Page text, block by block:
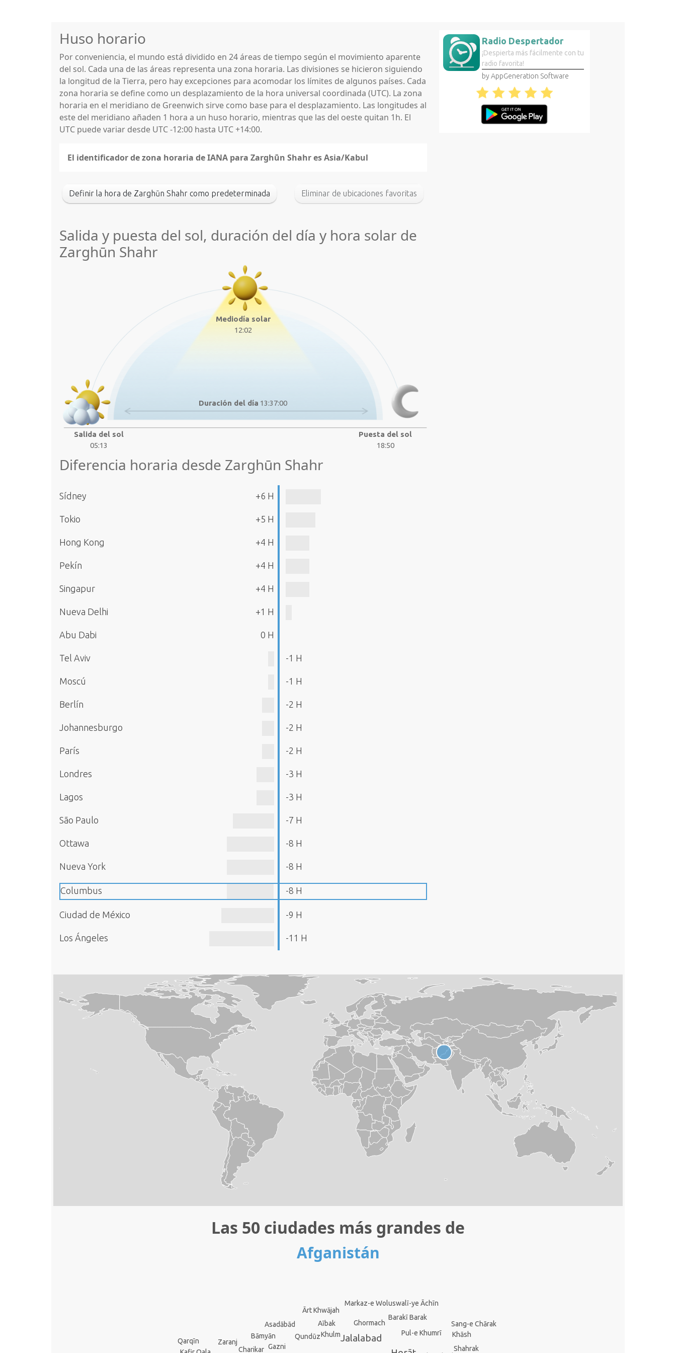
Huso horario
Por conveniencia, el mundo está dividido en 24 áreas de tiempo según el movimiento aparente
del sol. Cada una de las áreas representa una zona horaria. Las divisiones se hicieron siguiendo
la longitud de la Tierra, pero hay excepciones para acomodar los límites de algunos países. Cada
zona horaria se define como un desplazamiento de la hora universal coordinada (UTC). La zona
horaria en el meridiano de Greenwich sirve como base para el desplazamiento. Las longitudes al
este del meridiano añaden 1 hora a un huso horario, mientras que las del oeste quitan 1h. El
UTC puede variar desde UTC -12:00 hasta UTC +14:00.
El identificador de zona horaria de IANA para Zarghūn Shahr es Asia/Kabul
Definir la hora de Zarghūn Shahr como predeterminada Eliminar de ubicaciones favoritas
Salida y puesta del sol, duración del día y hora solar de
Zarghūn Shahr
Mediodía solar
12:02
Duración del día 13:37:00
Salida del sol
05:13
Puesta del sol
18:50
Diferencia horaria desde Zarghūn Shahr
Sídney +6 H
Tokio +5 H
Hong Kong +4 H
Pekín +4 H
Singapur +4 H
Nueva Delhi +1 H
Abu Dabi 0 H
Tel Aviv -1 H
Moscú -1 H
Berlín -2 H
Johannesburgo -2 H
París -2 H
Londres -3 H
Lagos -3 H
São Paulo -7 H
Ottawa -8 H
Nueva York -8 H
Columbus -8 H
Ciudad de México -9 H
Los Ángeles -11 H
Radio Despertador
¡Despierta más fácilmente con tu
radio favorita!
by AppGeneration Software
Las 50 ciudades más grandes de
Afganistán
Jalalabad
Qundūz
Gazni
Khulm
Bāmyān Pul-e Khumrī
Charikar
Zaranj
Asadābād Aībak Ghormach
Barakī Barak
Ārt Khwājah
Shahrak
Sang-e Chārak
Khāsh
Markaz-e Woluswalī-ye Āchīn
Qarqīn